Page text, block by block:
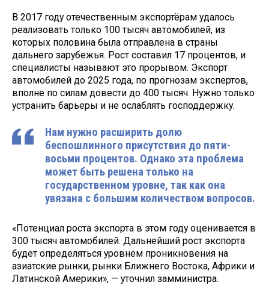
В 2017 году отечественным экспортёрам удалось
реализовать только 100 тысяч автомобилей, из
которых половина была отправлена в страны
дальнего зарубежья. Рост составил 17 процентов, и
специалисты называют это прорывом. Экспорт
автомобилей до 2025 года, по прогнозам экспертов,
вполне по силам довести до 400 тысяч. Нужно только
устранить барьеры и не ослаблять господдержку.
Нам нужно расширить долю
беспошлинного присутствия до пяти-
восьми процентов. Однако эта проблема
может быть решена только на
государственном уровне, так как она
увязана с большим количеством вопросов.
«Потенциал роста экспорта в этом году оценивается в
300 тысяч автомобилей. Дальнейший рост экспорта
будет определяться уровнем проникновения на
азиатские рынки, рынки Ближнего Востока, Африки и
Латинской Америки», — уточнил замминистра.